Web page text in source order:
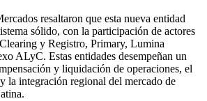
resaltaron que esta nueva entidad
sólido, con la participación de actores
y Registro, Primary, Lumina
ALyC. Estas entidades desempeñan un
y liquidación de operaciones, el
la integración regional del mercado de